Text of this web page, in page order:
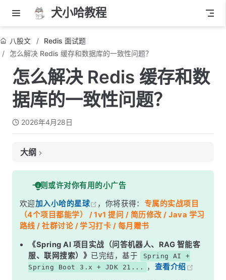
犬小哈教程
八股文
Redis 面试题
怎么解决 Redis 缓存和数据库的一致性问题？
怎么解决 Redis 缓存和数
据库的一致性问题？
2026年4月28日
大纲
面试考察点
核心答案
深度解析
一、方案一：先更新数据库，再更新缓存（不推荐）
二、方案二：先删缓存，再更新数据库（有缺陷）
一则或许对你有用的小广告
欢迎加入小哈的星球 ，你将获得： 专属的实战项目
（4个项目都能学） / 1v1 提问 / 简历修改 / Java 学习
路线 / 社群讨论 / 学习打卡 / 每月赠书
《Spring AI 项目实战（问答机器人、RAG 智能客
服、联网搜索）》 已完结，基于
Spring AI +
Spring Boot 3.x + JDK 21...
， 查看介绍